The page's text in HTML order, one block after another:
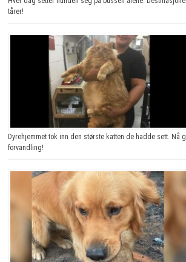
tårer!
Dyrehjemmet tok inn den største katten de hadde sett. Nå
forvandling!